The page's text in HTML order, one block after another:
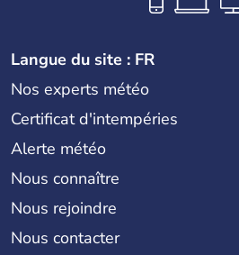
Langue du site : FR
Nos experts météo
Certificat d'intempéries
Alerte météo
Nous connaître
Nous rejoindre
Nous contacter